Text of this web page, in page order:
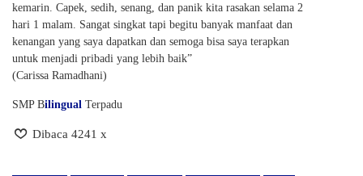
kemarin. Capek, sedih, senang, dan panik kita rasakan selama 2
hari 1 malam. Sangat singkat tapi begitu banyak manfaat dan
kenangan yang saya dapatkan dan semoga bisa saya terapkan
untuk menjadi pribadi yang lebih baik”
(Carissa Ramadhani)
SMP Bilingual Terpadu
Dibaca 4241 x